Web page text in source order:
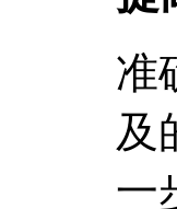
准
及
一